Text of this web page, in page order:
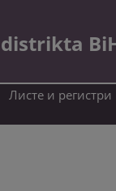
Листе и регистри